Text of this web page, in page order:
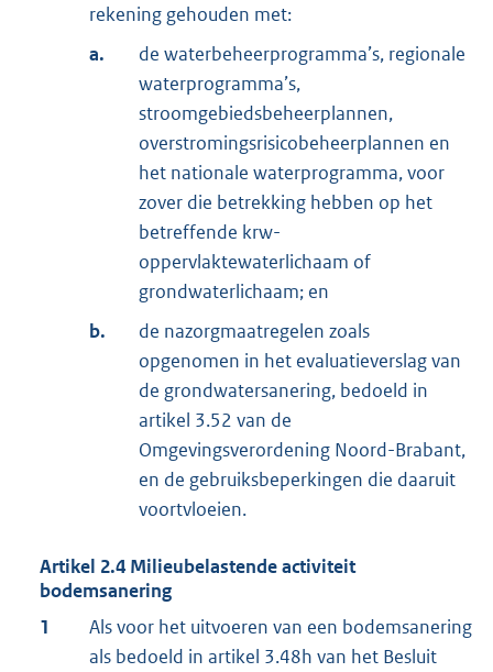
rekening gehouden met:
a.
de waterbeheerprogramma’s, regionale
waterprogramma’s,
stroomgebiedsbeheerplannen,
overstromingsrisicobeheerplannen en
het nationale waterprogramma, voor
zover die betrekking hebben op het
betreffende krw-
oppervlaktewaterlichaam of
grondwaterlichaam; en
b.
de nazorgmaatregelen zoals
opgenomen in het evaluatieverslag van
de grondwatersanering, bedoeld in
artikel 3.52 van de
Omgevingsverordening Noord-Brabant,
en de gebruiksbeperkingen die daaruit
voortvloeien.
Artikel 2.4 Milieubelastende activiteit
bodemsanering
1
Als voor het uitvoeren van een bodemsanering
als bedoeld in artikel 3.48h van het Besluit